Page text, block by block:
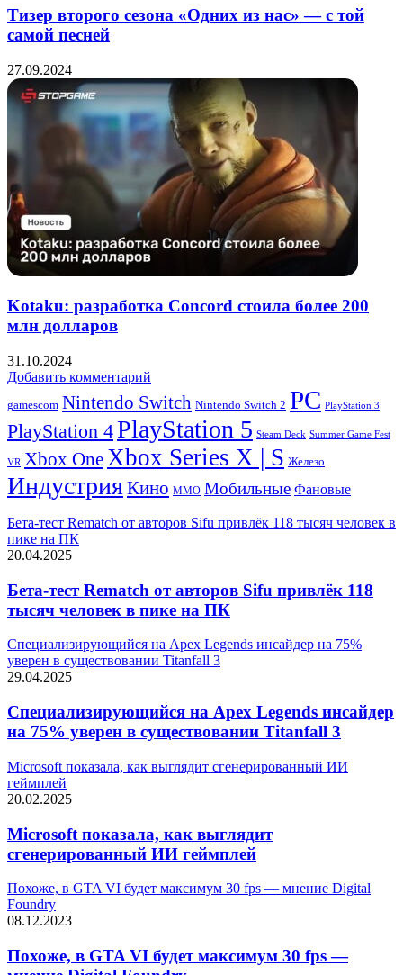
Тизер второго сезона «Одних из нас» — с той
самой песней
27.09.2024
Kotaku: разработка Concord стоила более 200
млн долларов
31.10.2024
Добавить комментарий
gamescom Nintendo Switch Nintendo Switch 2 PC PlayStation 3
PlayStation 4PlayStation 5 Steam Deck Summer Game Fest
VR Xbox OneXbox Series X | S Железо
ИндустрияКино ММО Мобильные Фановые
Бета-тест Rematch от авторов Sifu привлёк 118 тысяч человек в
пике на ПК
20.04.2025
Бета-тест Rematch от авторов Sifu привлёк 118
тысяч человек в пике на ПК
Специализирующийся на Apex Legends инсайдер на 75%
уверен в существовании Titanfall 3
29.04.2025
Специализирующийся на Apex Legends инсайдер
на 75% уверен в существовании Titanfall 3
Microsoft показала, как выглядит сгенерированный ИИ
геймплей
20.02.2025
Microsoft показала, как выглядит
сгенерированный ИИ геймплей
Похоже, в GTA VI будет максимум 30 fps — мнение Digital
Foundry
08.12.2023
Похоже, в GTA VI будет максимум 30 fps —